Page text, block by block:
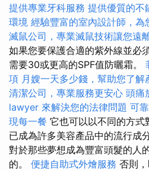
提供專業牙科服務 提供優質的不
環境 經驗豐富的室內設計師，為
滅鼠公司，專業滅鼠技術讓您遠
如果您要保護合適的紫外線並必
需要30或更高的SPF值防曬霜。
項 月嫂一天多少錢，幫助您了解
清潔公司，專業服務更安心 頭痛
lawyer 來解決您的法律問題 可
現每一餐 它也可以以不同的方式
已成為許多美容產品中的流行成
對於那些夢想成為豐富頭髮的人
的。 便捷自助式外燴服務 否則